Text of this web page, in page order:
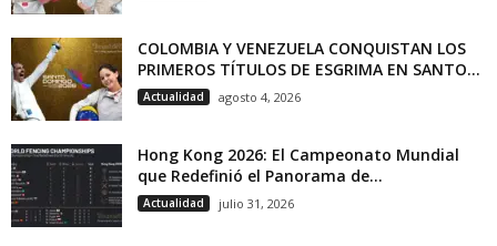
COLOMBIA Y VENEZUELA CONQUISTAN LOS
PRIMEROS TÍTULOS DE ESGRIMA EN SANTO...
Actualidad agosto 4, 2026
Hong Kong 2026: El Campeonato Mundial
que Redefinió el Panorama de...
Actualidad julio 31, 2026